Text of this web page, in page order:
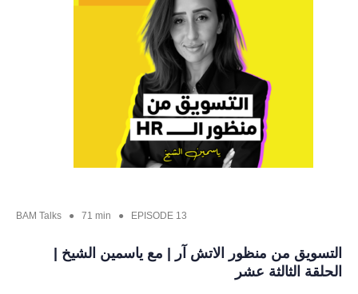
BAM Talks ● 71 min ● EPISODE 13
التسويق من منظور الاتش آر | مع ياسمين الشيخ |
الحلقة الثالثة عشر